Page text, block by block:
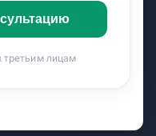
лицам